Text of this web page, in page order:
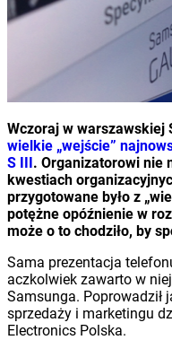
Wczoraj w warszawskiej
wielkie „wejście”
S III. Organizatorowi nie
kwestiach
przygotowane było z
potężne opóźnienie w
może o to chodziło, by
Sama prezentacja
aczkolwiek zawarto w
Samsunga. Poprowadził
sprzedaży i marketingu
Electronics Polska.